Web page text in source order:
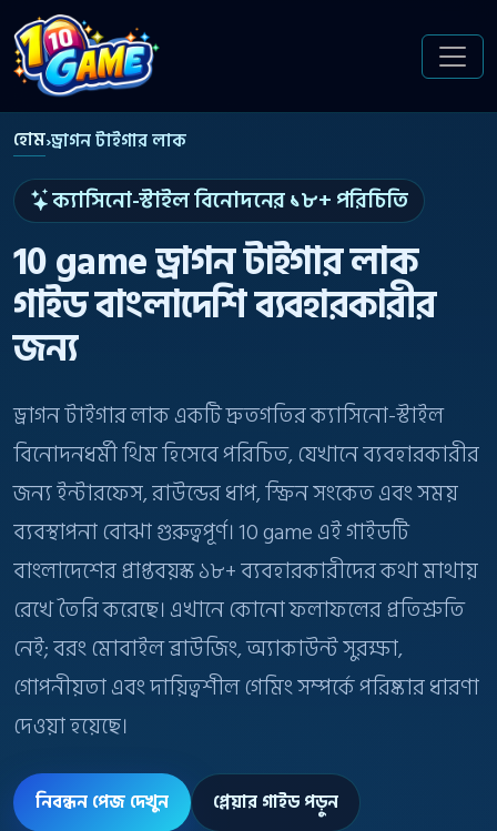
হোম›ড্রাগন টাইগার লাক
ক্যাসিনো-স্টাইল বিনোদনের ১৮+ পরিচিতি
10 game ড্রাগন টাইগার লাক
গাইড বাংলাদেশি ব্যবহারকারীর
জন্য
ড্রাগন টাইগার লাক একটি দ্রুতগতির ক্যাসিনো-স্টাইল
বিনোদনধর্মী থিম হিসেবে পরিচিত, যেখানে ব্যবহারকারীর
জন্য ইন্টারফেস, রাউন্ডের ধাপ, স্ক্রিন সংকেত এবং সময়
ব্যবস্থাপনা বোঝা গুরুত্বপূর্ণ। 10 game এই গাইডটি
বাংলাদেশের প্রাপ্তবয়স্ক ১৮+ ব্যবহারকারীদের কথা মাথায়
রেখে তৈরি করেছে। এখানে কোনো ফলাফলের প্রতিশ্রুতি
নেই; বরং মোবাইল ব্রাউজিং, অ্যাকাউন্ট সুরক্ষা,
গোপনীয়তা এবং দায়িত্বশীল গেমিং সম্পর্কে পরিষ্কার ধারণা
দেওয়া হয়েছে।
নিবন্ধন পেজ দেখুন প্লেয়ার গাইড পড়ুন